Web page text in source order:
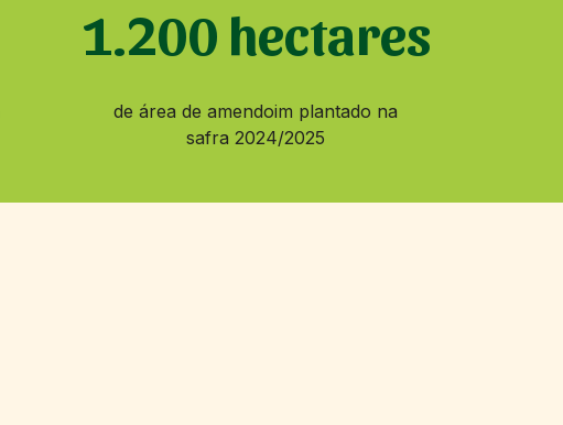
.200 hectares
de área de amendoim plantado na
safra 2024/2025